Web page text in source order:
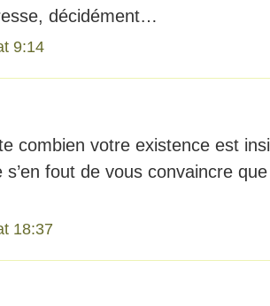
décidément…
9:14
combien votre existence est
s’en fout de vous convaincre
18:37